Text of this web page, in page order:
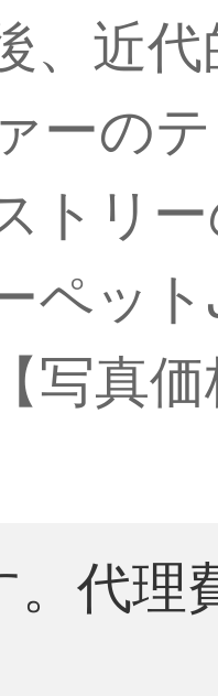
、近
ーの
トリ
ペッ
写真
代理